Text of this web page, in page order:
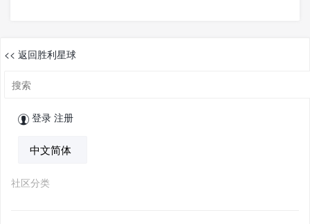
<< 返回胜利星球
登录 注册
社区分类